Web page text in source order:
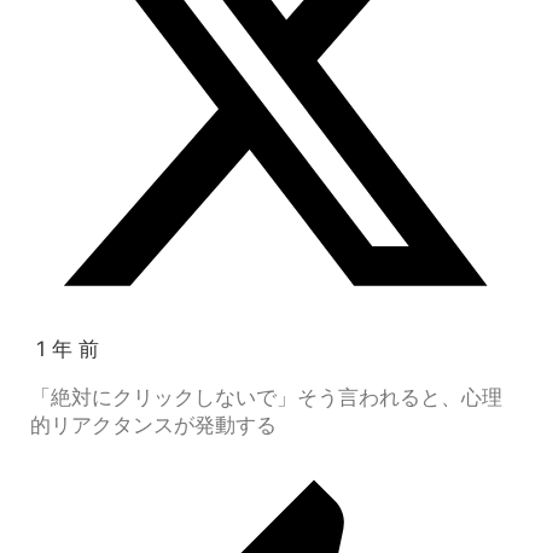
1 年 前
「絶対にクリックしないで」そう言われると、心理
的リアクタンスが発動する